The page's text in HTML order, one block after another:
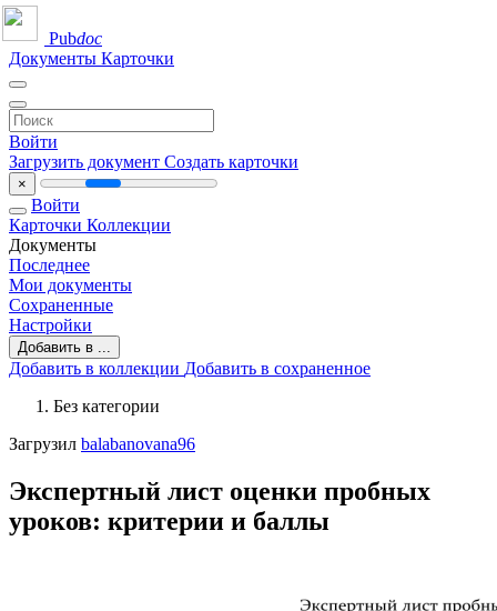
Pubdoc
Документы Карточки
Войти
Загрузить документ Создать карточки
×
Войти
Карточки Коллекции
Документы
Последнее
Мои документы
Сохраненные
Настройки
Добавить в ...
Добавить в коллекции Добавить в сохраненное
Без категории
Загрузил balabanovana96
Экспертный лист оценки пробных
уроков: критерии и баллы